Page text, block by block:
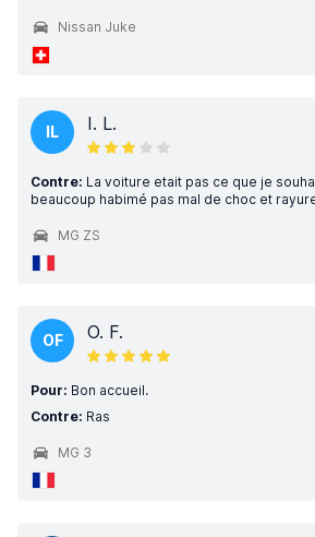
Nissan Juke
IL I. L.
Contre: La voiture etait pas ce que je
beaucoup habimé pas mal de choc et
MG ZS
OF O. F.
Pour: Bon accueil.
Contre: Ras
MG 3